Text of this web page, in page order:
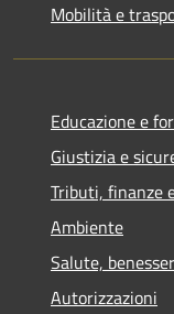
Mobilità e
Educazione e
Giustizia e
Tributi, finanze
Ambiente
Salute,
Autorizzazioni